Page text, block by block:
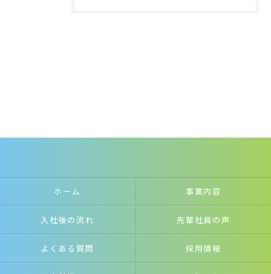
ホーム 事業内容
入社後の流れ 先輩社員の声
よくある質問 採用情報